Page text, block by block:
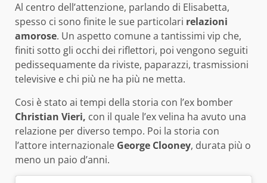
Al centro dell’attenzione, parlando di Elisabetta,
spesso ci sono finite le sue particolari relazioni
amorose. Un aspetto comune a tantissimi vip che,
finiti sotto gli occhi dei riflettori, poi vengono seguiti
pedissequamente da riviste, paparazzi, trasmissioni
televisive e chi più ne ha più ne metta.
Cosi è stato ai tempi della storia con l’ex bomber
Christian Vieri, con il quale l’ex velina ha avuto una
relazione per diverso tempo. Poi la storia con
l’attore internazionale George Clooney, durata più o
meno un paio d’anni.